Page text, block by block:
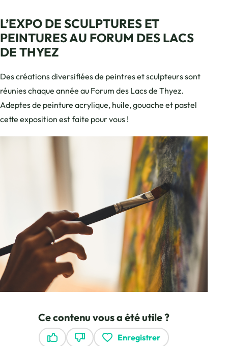
L’EXPO DE SCULPTURES ET
PEINTURES AU FORUM DES LACS
DE THYEZ
Des créations diversifiées de peintres et sculpteurs sont
réunies chaque année au Forum des Lacs de Thyez.
Adeptes de peinture acrylique, huile, gouache et pastel
cette exposition est faite pour vous !
Ce contenu vous a été utile ?
Enregistrer